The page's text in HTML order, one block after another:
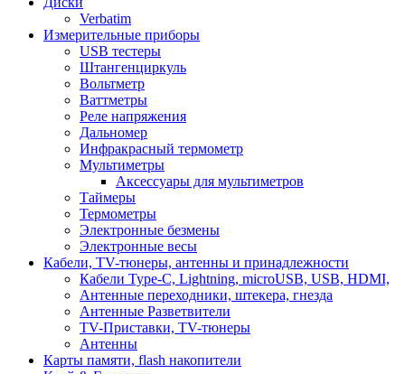
Verbatim
Измерительные приборы
USB тестеры
Штангенциркуль
Вольтметр
Ваттметры
Реле напряжения
Дальномер
Инфракрасный термометр
Мультиметры
Аксессуары для мультиметров
Таймеры
Термометры
Электронные безмены
Электронные весы
Кабели, TV-тюнеры, антенны и принадлежности
Кабели Type-C, Lightning, microUSB, USB, HDMI,
Антенные переходники, штекера, гнезда
Антенные Разветвители
TV-Приставки, TV-тюнеры
Антенны
Карты памяти, flash накопители